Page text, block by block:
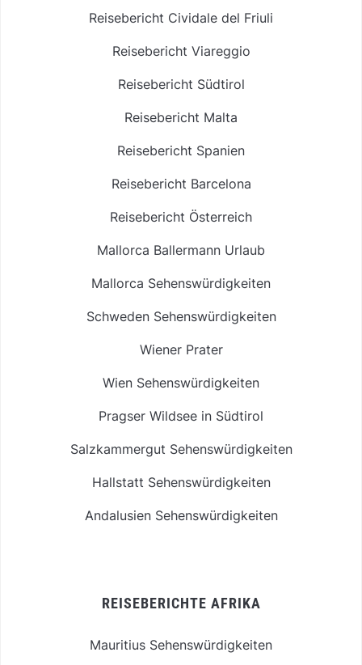
Reisebericht Cividale del Friuli
Reisebericht Viareggio
Reisebericht Südtirol
Reisebericht Malta
Reisebericht Spanien
Reisebericht Barcelona
Reisebericht Österreich
Mallorca Ballermann Urlaub
Mallorca Sehenswürdigkeiten
Schweden Sehenswürdigkeiten
Wiener Prater
Wien Sehenswürdigkeiten
Pragser Wildsee in Südtirol
Salzkammergut Sehenswürdigkeiten
Hallstatt Sehenswürdigkeiten
Andalusien Sehenswürdigkeiten
REISEBERICHTE AFRIKA
Mauritius Sehenswürdigkeiten